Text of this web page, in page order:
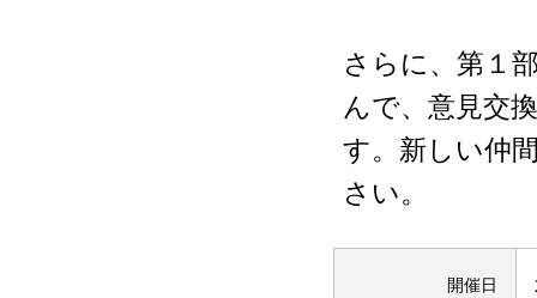
さらに、第１
んで、意見交
す。新しい仲
さい。
開催日